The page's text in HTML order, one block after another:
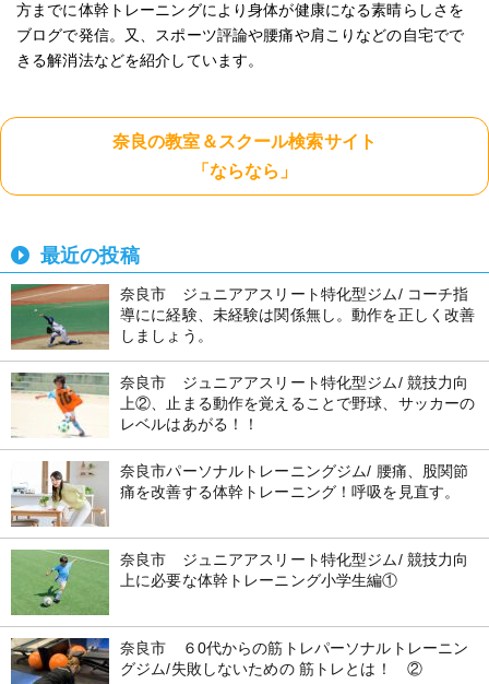
方までに体幹トレーニングにより身体が健康になる素晴らしさを
ブログで発信。又、スポーツ評論や腰痛や肩こりなどの自宅でで
きる解消法などを紹介しています。
奈良の教室＆スクール検索サイト
「ならなら」
最近の投稿
奈良市 ジュニアアスリート特化型ジム/ コーチ指
導にに経験、未経験は関係無し。動作を正しく改善
しましょう。
奈良市 ジュニアアスリート特化型ジム/ 競技力向
上②、止まる動作を覚えることで野球、サッカーの
レベルはあがる！！
奈良市パーソナルトレーニングジム/ 腰痛、股関節
痛を改善する体幹トレーニング！呼吸を見直す。
奈良市 ジュニアアスリート特化型ジム/ 競技力向
上に必要な体幹トレーニング小学生編①
奈良市 ６0代からの筋トレパーソナルトレーニン
グジム/失敗しないための 筋トレとは！ ②